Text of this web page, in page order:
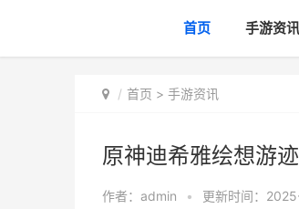
首页 手游资讯
首页 > 手游资讯
原神迪希雅绘想游
作者： admin • 更新时间：